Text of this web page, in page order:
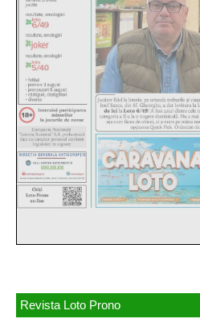
Revista Loto Prono